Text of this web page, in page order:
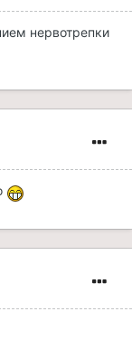
нервотрепки